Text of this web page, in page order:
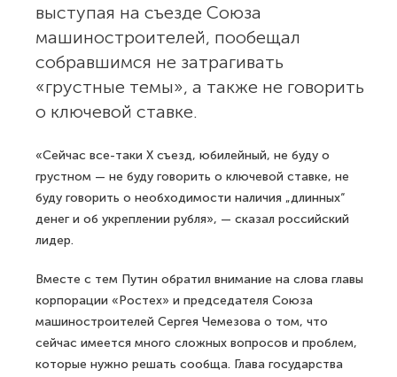
выступая на съезде Союза
машиностроителей, пообещал
собравшимся не затрагивать
«грустные темы», а также не говорить
о ключевой ставке.
«Сейчас все-таки Х съезд, юбилейный, не буду о
грустном — не буду говорить о ключевой ставке, не
буду говорить о необходимости наличия „длинных“
денег и об укреплении рубля», — сказал российский
лидер.
Вместе с тем Путин обратил внимание на слова главы
корпорации «Ростех» и председателя Союза
машиностроителей Сергея Чемезова о том, что
сейчас имеется много сложных вопросов и проблем,
которые нужно решать сообща. Глава государства